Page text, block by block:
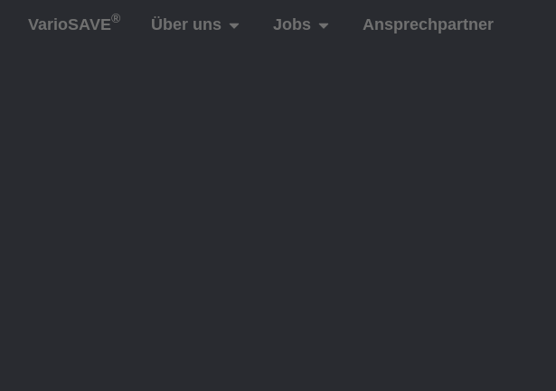
VarioSAVE® Über uns Jobs Ansprechpartner